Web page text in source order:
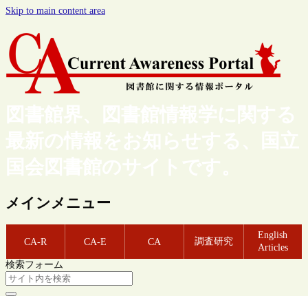
Skip to main content area
図書館界、図書館情報学に関する
最新の情報をお知らせする、国立
国会図書館のサイトです。
メインメニュー
CA-R CA-E CA 調査研究
English
Articles
検索フォーム